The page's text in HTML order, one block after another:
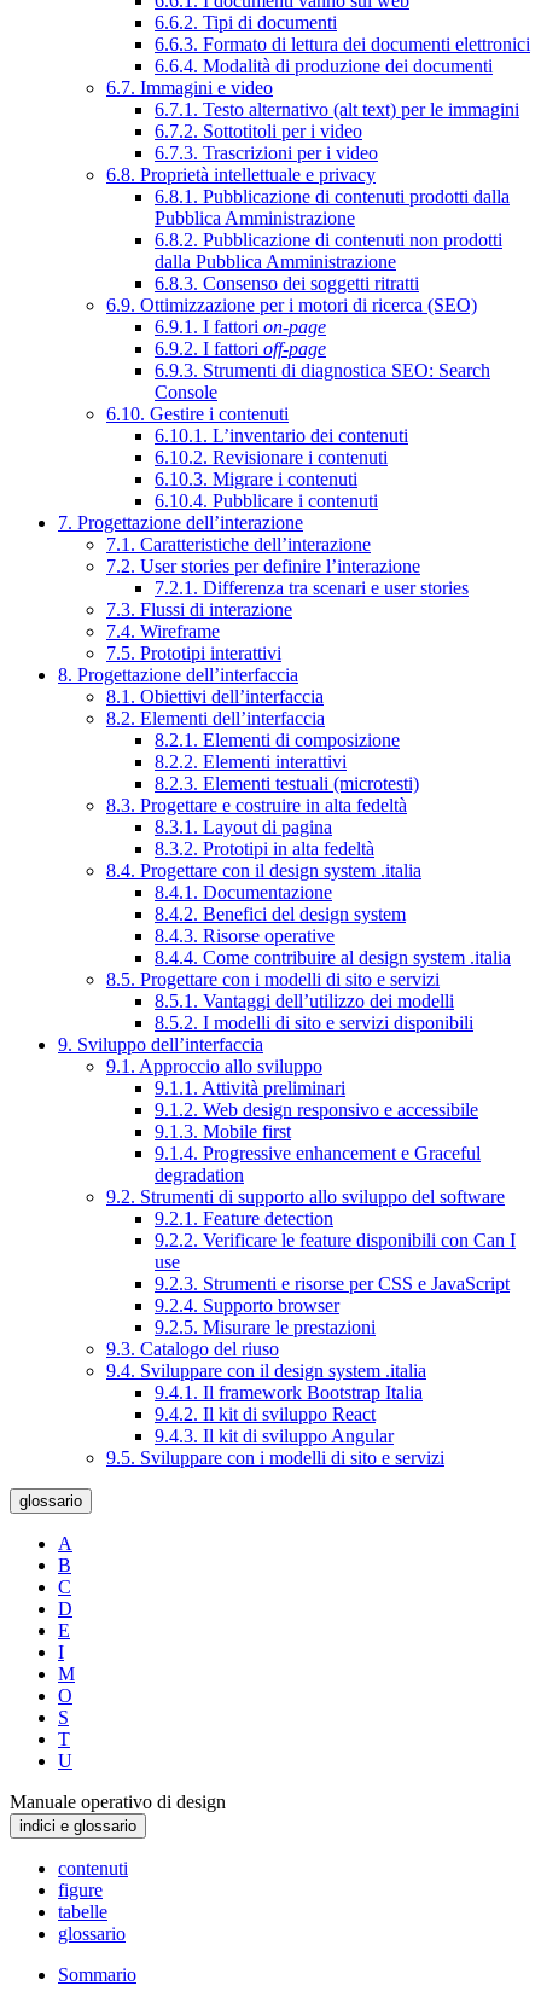
6.6.2. Tipi di documenti
6.6.3. Formato di lettura dei documenti elettronici
6.6.4. Modalità di produzione dei documenti
6.7. Immagini e video
6.7.1. Testo alternativo (alt text) per le immagini
6.7.2. Sottotitoli per i video
6.7.3. Trascrizioni per i video
6.8. Proprietà intellettuale e privacy
6.8.1. Pubblicazione di contenuti prodotti dalla
Pubblica Amministrazione
6.8.2. Pubblicazione di contenuti non prodotti
dalla Pubblica Amministrazione
6.8.3. Consenso dei soggetti ritratti
6.9. Ottimizzazione per i motori di ricerca (SEO)
6.9.1. I fattori on-page
6.9.2. I fattori off-page
6.9.3. Strumenti di diagnostica SEO: Search
Console
6.10. Gestire i contenuti
6.10.1. L’inventario dei contenuti
6.10.2. Revisionare i contenuti
6.10.3. Migrare i contenuti
6.10.4. Pubblicare i contenuti
7. Progettazione dell’interazione
7.1. Caratteristiche dell’interazione
7.2. User stories per definire l’interazione
7.2.1. Differenza tra scenari e user stories
7.3. Flussi di interazione
7.4. Wireframe
7.5. Prototipi interattivi
8. Progettazione dell’interfaccia
8.1. Obiettivi dell’interfaccia
8.2. Elementi dell’interfaccia
8.2.1. Elementi di composizione
8.2.2. Elementi interattivi
8.2.3. Elementi testuali (microtesti)
8.3. Progettare e costruire in alta fedeltà
8.3.1. Layout di pagina
8.3.2. Prototipi in alta fedeltà
8.4. Progettare con il design system .italia
8.4.1. Documentazione
8.4.2. Benefici del design system
8.4.3. Risorse operative
8.4.4. Come contribuire al design system .italia
8.5. Progettare con i modelli di sito e servizi
8.5.1. Vantaggi dell’utilizzo dei modelli
8.5.2. I modelli di sito e servizi disponibili
9. Sviluppo dell’interfaccia
9.1. Approccio allo sviluppo
9.1.1. Attività preliminari
9.1.2. Web design responsivo e accessibile
9.1.3. Mobile first
9.1.4. Progressive enhancement e Graceful
degradation
9.2. Strumenti di supporto allo sviluppo del software
9.2.1. Feature detection
9.2.2. Verificare le feature disponibili con Can I
use
9.2.3. Strumenti e risorse per CSS e JavaScript
9.2.4. Supporto browser
9.2.5. Misurare le prestazioni
9.3. Catalogo del riuso
9.4. Sviluppare con il design system .italia
9.4.1. Il framework Bootstrap Italia
9.4.2. Il kit di sviluppo React
9.4.3. Il kit di sviluppo Angular
9.5. Sviluppare con i modelli di sito e servizi
glossario
A
B
C
D
E
I
M
O
S
T
U
Manuale operativo di design
indici e glossario
contenuti
figure
tabelle
glossario
Sommario